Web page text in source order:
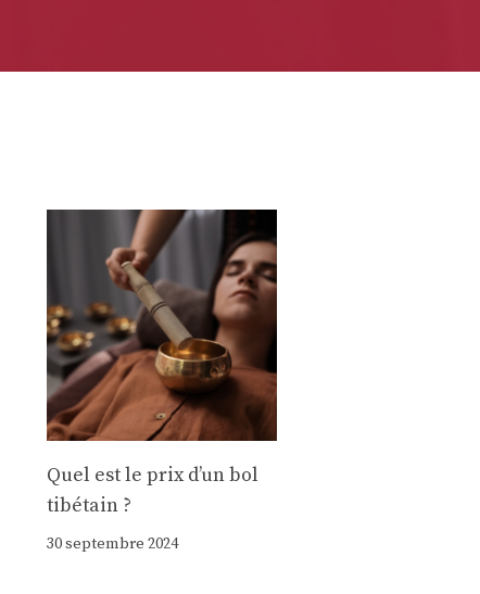
Quel est le prix d’un bol
tibétain ?
30 septembre 2024